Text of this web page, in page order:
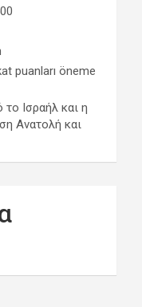
puanları öneme
Ισραήλ και η
Ανατολή και